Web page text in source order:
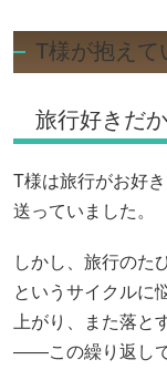
T様が抱えて
旅行好きだ
T様は旅行がお好
送っていました。
しかし、旅行のた
というサイクルに
上がり、また落と
――この繰り返しで